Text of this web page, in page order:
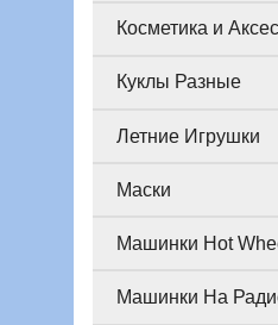
Косметика и
Куклы Разные
Летние Игрушки
Маски
Машинки Hot
Машинки На